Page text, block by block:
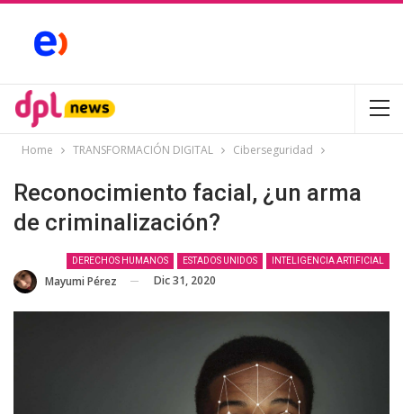
Home TRANSFORMACIÓN DIGITAL Ciberseguridad
Reconocimiento facial, ¿un arma
de criminalización?
DERECHOS HUMANOS ESTADOS UNIDOS INTELIGENCIA ARTIFICIAL
Mayumi Pérez Dic 31, 2020